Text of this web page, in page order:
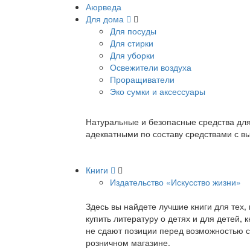
Аюрведа
Для дома
Для посуды
Для стирки
Для уборки
Освежители воздуха
Проращиватели
Эко сумки и аксессуары
Натуральные и безопасные средства
адекватными по составу средствами с
Книги
Издательство «Искусство жизни»
Здесь вы найдете лучшие книги для
купить литературу о детях и для
не сдают позиции перед возможностью
розничном магазине.